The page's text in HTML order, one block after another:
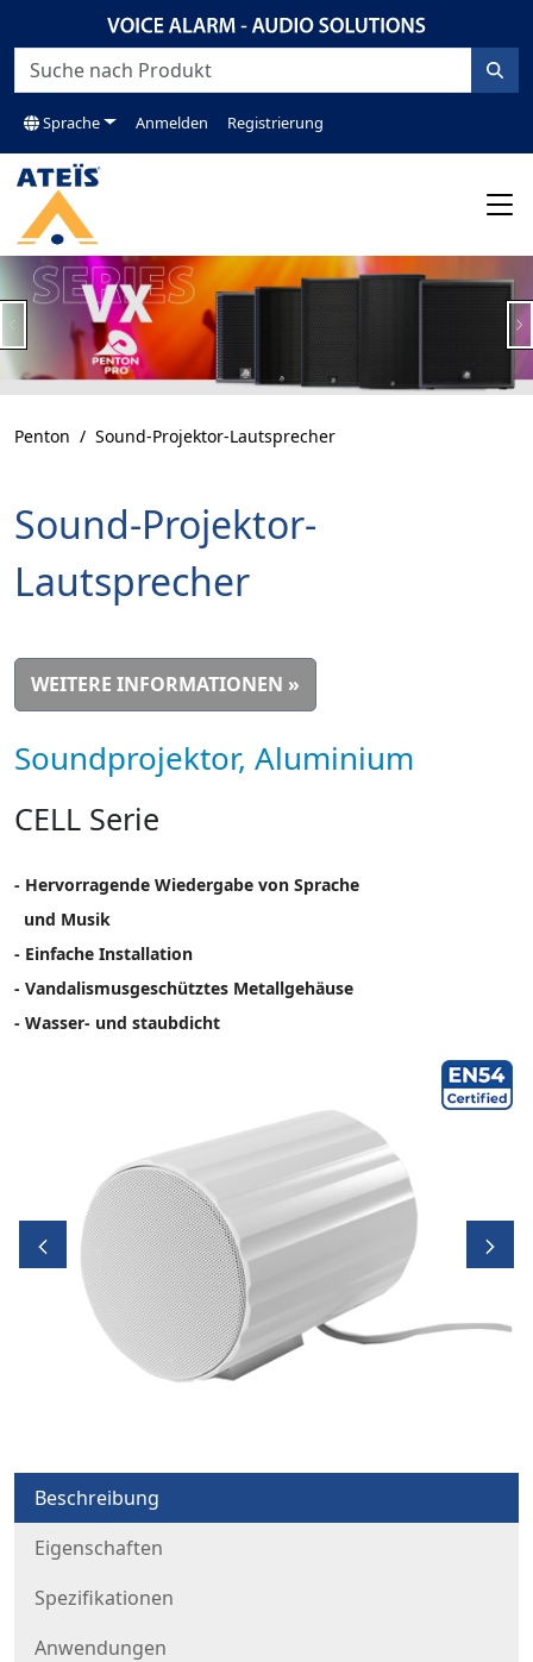
Sprache Anmelden Registrierung
Previous
Penton Sound-Projektor-Lautsprecher
Sound-Projektor-
Lautsprecher
WEITERE INFORMATIONEN »
Soundprojektor, Aluminium
CELL Serie
- Hervorragende Wiedergabe von Sprache
und Musik
- Einfache Installation
- Vandalismusgeschütztes Metallgehäuse
- Wasser- und staubdicht
Beschreibung
Eigenschaften
Spezifikationen
Anwendungen